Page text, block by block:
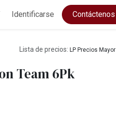
Identificarse Contáctenos
Lista de precios: LP Precios Mayor
Team 6Pk